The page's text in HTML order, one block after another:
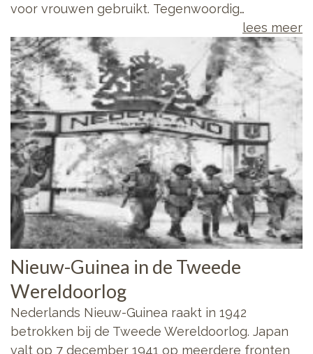
voor vrouwen gebruikt. Tegenwoordig…
lees meer
Nieuw-Guinea in de Tweede
Wereldoorlog
Nederlands Nieuw-Guinea raakt in 1942
betrokken bij de Tweede Wereldoorlog. Japan
valt op 7 december 1941 op meerdere fronten